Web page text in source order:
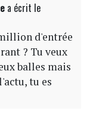
a écrit le
d'entrée
? Tu veux
balles mais
tu es